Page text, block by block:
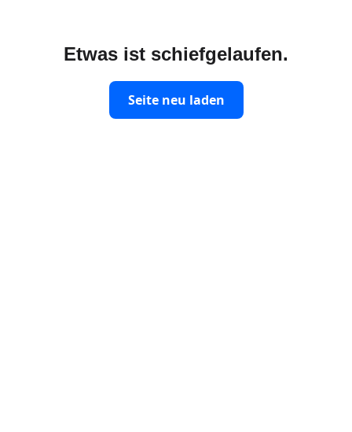
Etwas ist schiefgelaufen.
Seite neu laden